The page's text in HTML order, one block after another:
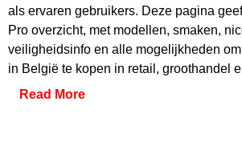
als ervaren gebruikers. Deze pagina
Pro overzicht, met modellen, smaken,
veiligheidsinfo en alle mogelijkheden
in België te kopen in retail, groothandel
Read More